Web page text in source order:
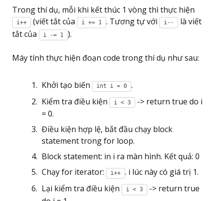
Trong thí dụ, mỗi khi kết thúc 1 vòng thì thực hiện
i++ (viết tắt của i += 1 . Tương tự với i--
là viết
tắt của
i -= 1 ).
Máy tính thực hiện đoạn code trong thí dụ như sau:
Khởi tạo biến int i = 0
.
Kiểm tra điều kiện
i < 3
-> return true do i
= 0.
Điều kiện hợp lệ, bắt đầu chạy block
statement trong for loop.
Block statement: in i ra màn hình. Kết quả: 0
Chạy for iterator:
i++
. i lúc này có giá trị 1.
Lại kiểm tra điều kiện
i < 3
-> return true